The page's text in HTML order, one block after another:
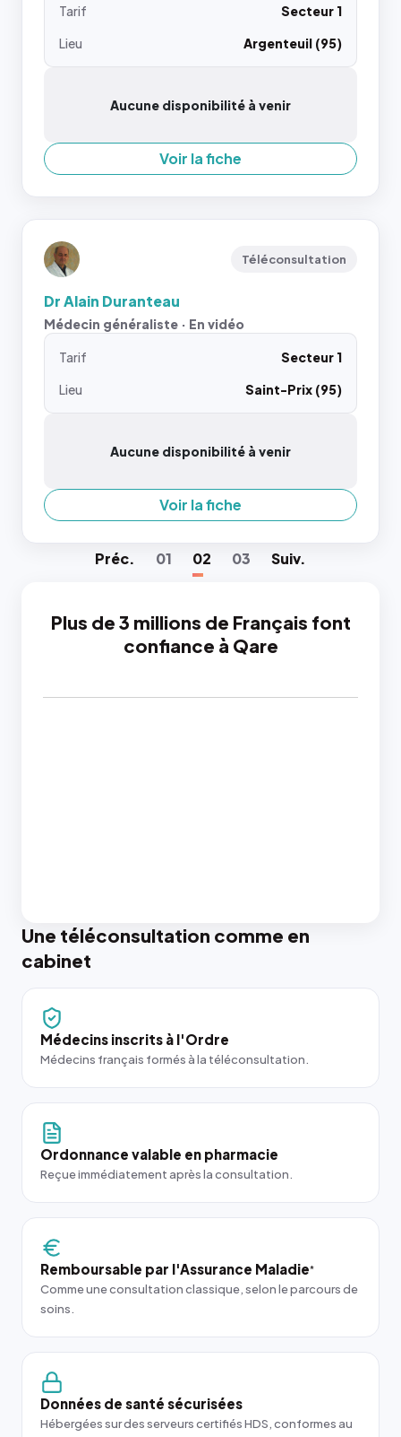
Tarif
Secteur 1
Lieu
Argenteuil (95)
Aucune disponibilité à venir
Voir la fiche
Téléconsultation
Dr Alain Duranteau
Médecin généraliste · En vidéo
Tarif
Secteur 1
Lieu
Saint-Prix (95)
Aucune disponibilité à venir
Voir la fiche
Préc. 01 02 03 Suiv.
Plus de 3 millions de Français font
confiance à Qare
Une téléconsultation comme en
cabinet
Médecins inscrits à l'Ordre
Médecins français formés à la téléconsultation.
Ordonnance valable en pharmacie
Reçue immédiatement après la consultation.
Remboursable par l'Assurance Maladie*
Comme une consultation classique, selon le parcours de
soins.
Données de santé sécurisées
Hébergées sur des serveurs certifiés HDS, conformes au